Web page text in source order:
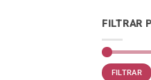
FILTRAR
Precio
mínimo
Precio
máximo
FILTRAR